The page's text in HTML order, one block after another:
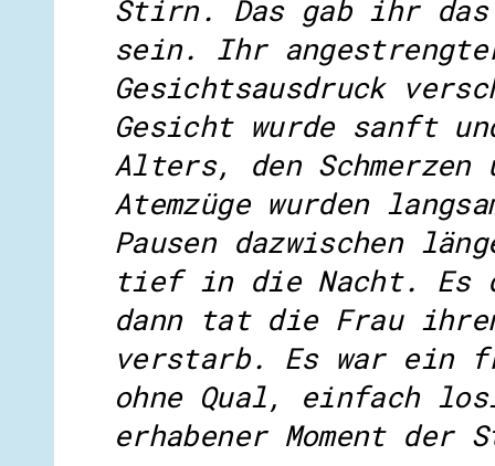
Stirn. Das gab ihr
sein. Ihr
Gesichtsausdruck
Gesicht wurde sanft
Alters, den
Atemzüge wurden
Pausen dazwischen
tief in die Nacht. Es
dann tat die Frau
verstarb. Es war ein
ohne Qual, einfach
erhabener Moment